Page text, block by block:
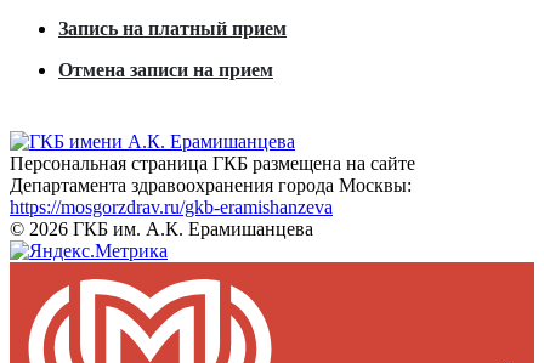
Запись на платный прием
Отмена записи на прием
Персональная страница ГКБ размещена на сайте
Департамента здравоохранения города Москвы:
https://mosgorzdrav.ru/gkb-eramishanzeva
© 2026 ГКБ им. А.К. Ерамишанцева